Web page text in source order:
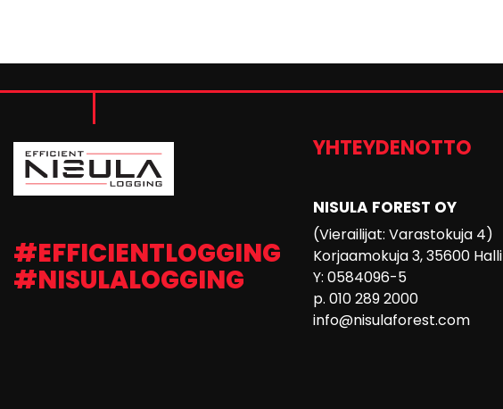
#EFFICIENTLOGGING
#NISULALOGGING
YHTEYDENOTTO
NISULA FOREST OY
(Vierailijat: Varastokuja 4)
Korjaamokuja 3, 35600 Halli
Y: 0584096-5
p. 010 289 2000
info@nisulaforest.com